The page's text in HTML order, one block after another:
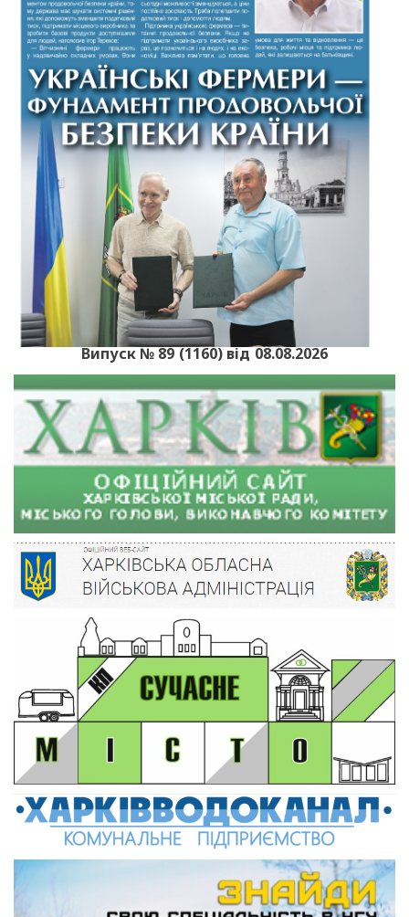
Випуск № 89 (1160) від 08.08.2026